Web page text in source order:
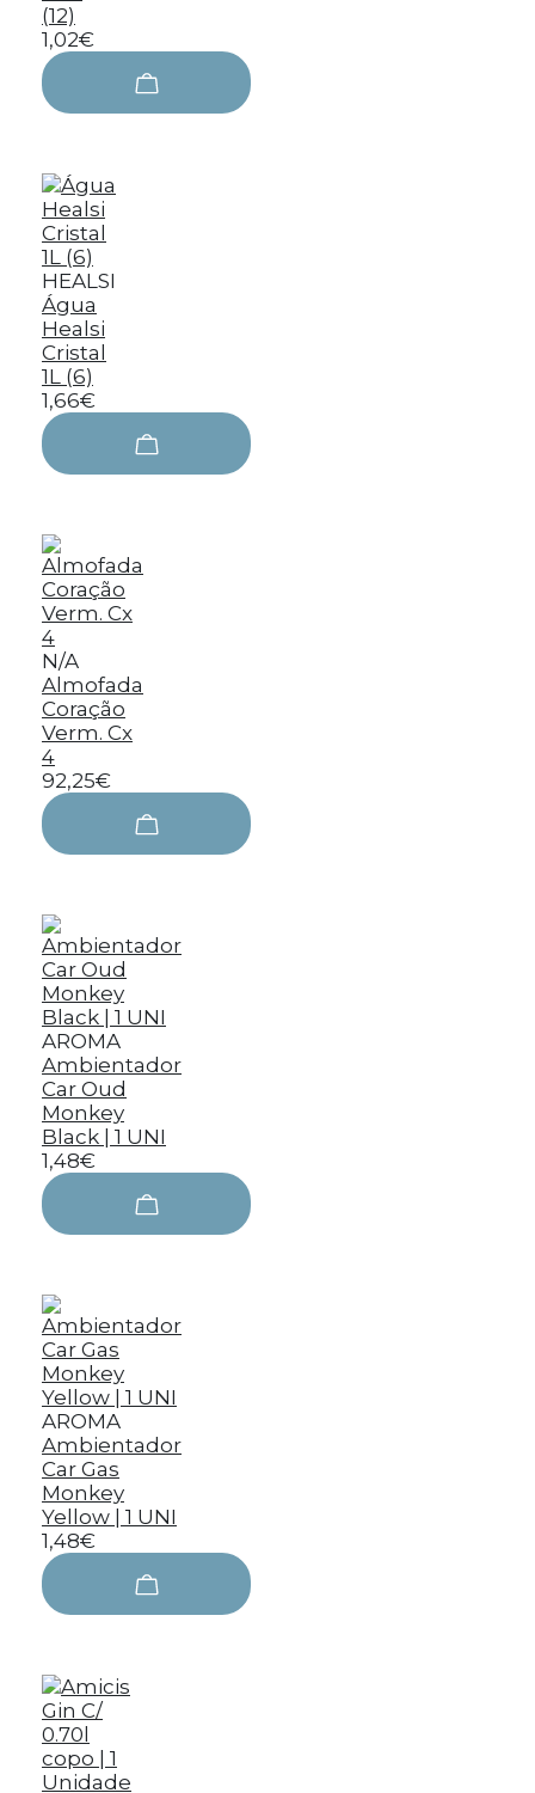
(12)
1,02€
HEALSI
Água
Healsi
Cristal
1L (6)
1,66€
N/A
Almofada
Coração
Verm. Cx
4
92,25€
AROMA
Ambientador
Car Oud
Monkey
Black | 1 UNI
1,48€
AROMA
Ambientador
Car Gas
Monkey
Yellow | 1 UNI
1,48€